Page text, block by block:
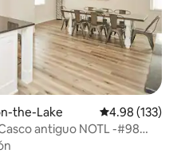
the-Lake Calificación
4.98 (133)
antiguo NOTL -#98